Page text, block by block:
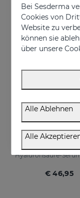
€ 46,95
Bei Sesderma
Cookies von
Website zu
können sie
über unsere
Alle Ablehnen
Alle